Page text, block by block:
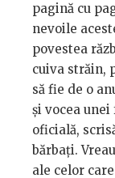
pagină cu
nevoile
povestea
cuiva străin,
să fie de o
și vocea
oficială,
bărbați.
ale celor